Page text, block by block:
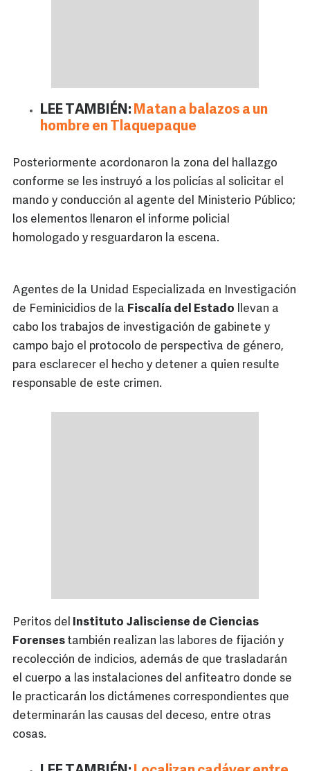
LEE TAMBIÉN: Matan a balazos a un
hombre en Tlaquepaque
Posteriormente acordonaron la zona del hallazgo
conforme se les instruyó a los policías al solicitar el
mando y conducción al agente del Ministerio Público;
los elementos llenaron el informe policial
homologado y resguardaron la escena.
Agentes de la Unidad Especializada en Investigación
de Feminicidios de la Fiscalía del Estado llevan a
cabo los trabajos de investigación de gabinete y
campo bajo el protocolo de perspectiva de género,
para esclarecer el hecho y detener a quien resulte
responsable de este crimen.
Peritos del Instituto Jalisciense de Ciencias
Forenses también realizan las labores de fijación y
recolección de indicios, además de que trasladarán
el cuerpo a las instalaciones del anfiteatro donde se
le practicarán los dictámenes correspondientes que
determinarán las causas del deceso, entre otras
cosas.